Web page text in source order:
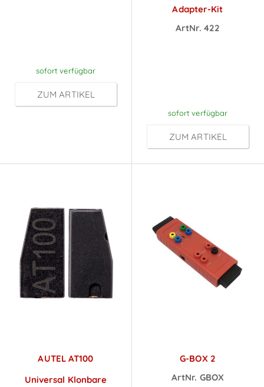
sofort verfügbar
ZUM ARTIKEL
Adapter-Kit
ArtNr. 422
sofort verfügbar
ZUM ARTIKEL
AUTEL AT100
Universal Klonbare
G-BOX 2
ArtNr. GBOX